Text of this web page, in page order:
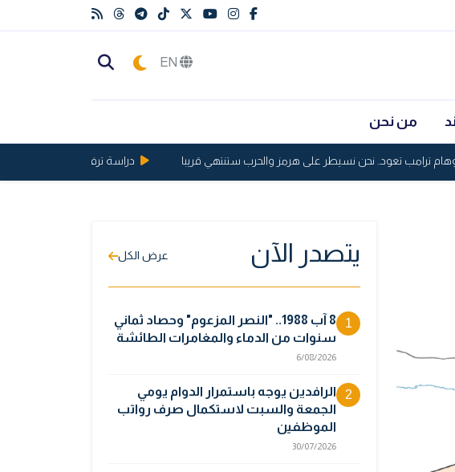
من نحن
ترامب تعود.. نحن نسيطر على هرمز والحرب ستنتهي قريبا دراسة ترفع الحد الأقصى لعمر الإنسان
يتصدر الآن عرض الكل
1
8 آب 1988.. "النصر المزعوم" وحصاد ثماني
سنوات من الدماء والمغامرات الطائشة
6/08/2026
2
الرافدين يوجه باستمرار الدوام يومي
الجمعة والسبت لاستكمال صرف رواتب
الموظفين
30/07/2026